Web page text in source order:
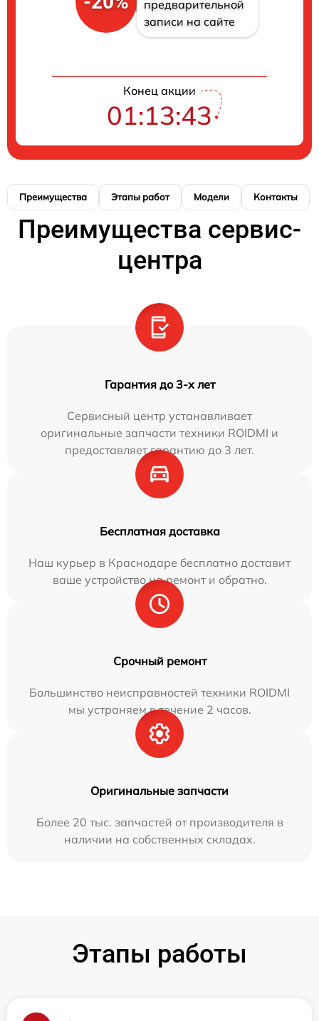
предварительной
записи на сайте
Конец акции
01:13:43
Преимущества Этапы работ Модели Контакты
Преимущества сервис-
центра
Гарантия до 3-х лет
Сервисный центр устанавливает
оригинальные запчасти техники ROIDMI и
предоставляет гарантию до 3 лет.
Бесплатная доставка
Наш курьер в Краснодаре бесплатно доставит
ваше устройство на ремонт и обратно.
Срочный ремонт
Большинство неисправностей техники ROIDMI
мы устраняем в течение 2 часов.
Оригинальные запчасти
Более 20 тыс. запчастей от производителя в
наличии на собственных складах.
Этапы работы